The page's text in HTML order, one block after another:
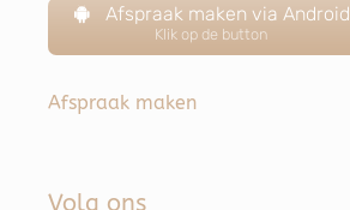
Afspraak maken via Android
Klik op de button
Afspraak maken
Volg ons